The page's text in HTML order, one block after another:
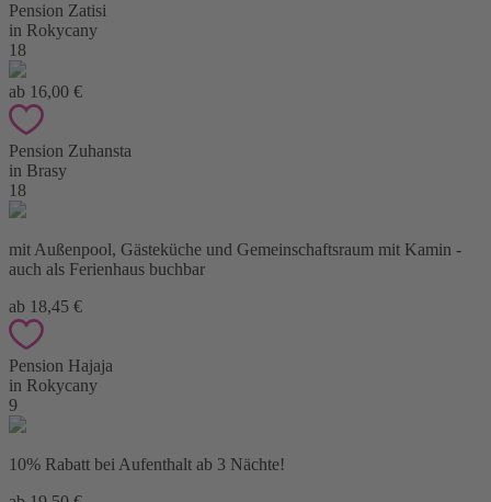
Pension Zatisi
in Rokycany
18
ab 16,00 €
Pension Zuhansta
in Brasy
18
mit Außenpool, Gästeküche und Gemeinschaftsraum mit Kamin -
auch als Ferienhaus buchbar
ab 18,45 €
Pension Hajaja
in Rokycany
9
10% Rabatt bei Aufenthalt ab 3 Nächte!